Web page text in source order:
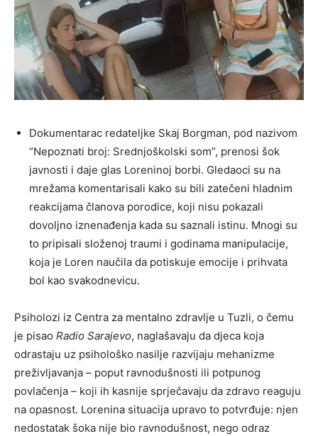
Dokumentarac redateljke Skaj Borgman, pod nazivom
“Nepoznati broj: Srednjoškolski som”, prenosi šok
javnosti i daje glas Loreninoj borbi. Gledaoci su na
mrežama komentarisali kako su bili zatečeni hladnim
reakcijama članova porodice, koji nisu pokazali
dovoljno iznenađenja kada su saznali istinu. Mnogi su
to pripisali složenoj traumi i godinama manipulacije,
koja je Loren naučila da potiskuje emocije i prihvata
bol kao svakodnevicu.
Psiholozi iz Centra za mentalno zdravlje u Tuzli, o čemu
je pisao Radio Sarajevo, naglašavaju da djeca koja
odrastaju uz psihološko nasilje razvijaju mehanizme
preživljavanja – poput ravnodušnosti ili potpunog
povlačenja – koji ih kasnije sprječavaju da zdravo reaguju
na opasnost. Lorenina situacija upravo to potvrđuje: njen
nedostatak šoka nije bio ravnodušnost, nego odraz